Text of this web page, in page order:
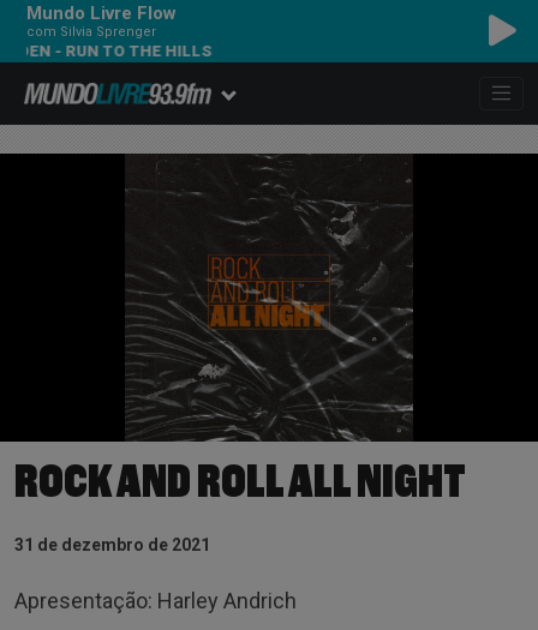
Mundo Livre Flow
com Silvia Sprenger
RUN TO THE HILLS
ROCK AND ROLL ALL NIGHT
31 de dezembro de 2021
Apresentação: Harley Andrich